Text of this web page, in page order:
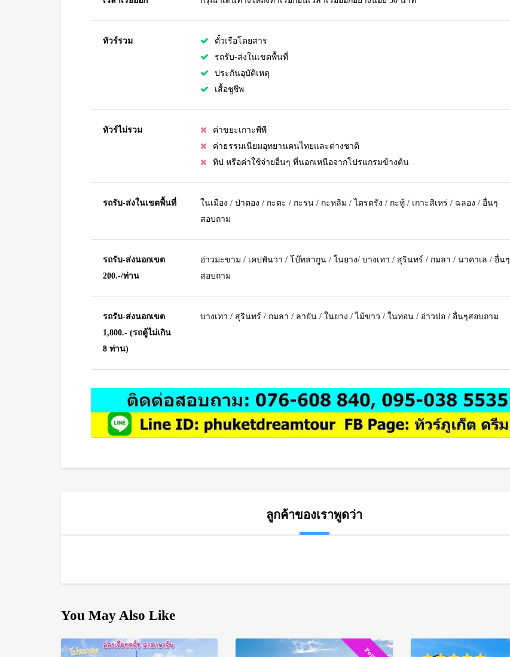
ทัวร์รวม
ตั๋วเรือโดยสาร
รถรับ-ส่งในเขตพื้นที่
ประกันอุบัติเหตุ
เสื้อชูชีพ
ทัวร์ไม่รวม
ค่าขยะเกาะพีพี
ค่าธรรมเนียมอุทยานคนไทยและต่างชาติ
ทิป หรือค่าใช้จ่ายอื่นๆ ที่นอกเหนือจากโปรแกรมข้างต้น
รถรับ-ส่งในเขตพื้นที่
ในเมือง / ป่าตอง / กะตะ / กะรน / กะหลิม / ไตรตรัง / กะทู้ / เกาะสิเหร่ / ฉลอง / อื่นๆ
สอบถาม
รถรับ-ส่งนอกเขต
200.-/ท่าน
อ่าวมะขาม / เคปพันวา / โบ๊ทลากูน / ในยาง/ บางเทา / สุรินทร์ / กมลา / นาคาเล / อื่นๆ
สอบถาม
รถรับ-ส่งนอกเขต
1,800.- (รถตู้ไม่เกิน
8 ท่าน)
บางเทา / สุรินทร์ / กมลา / ลายัน / ในยาง / ไม้ขาว / ในทอน / อ่าวปอ / อื่นๆสอบถาม
ลูกค้าของเราพูดว่า
You May Also Like